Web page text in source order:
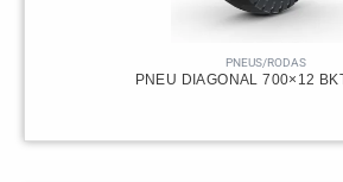
PNEUS/RODAS
PNEU DIAGONAL 700×12